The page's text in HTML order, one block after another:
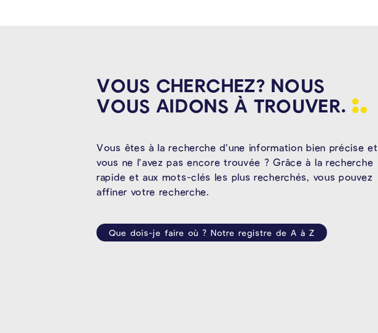
VOUS CHERCHEZ? NOUS
VOUS AIDONS À TROUVER.
Vous êtes à la recherche d’une information bien précise et
vous ne l’avez pas encore trouvée ? Grâce à la recherche
rapide et aux mots-clés les plus recherchés, vous pouvez
affiner votre recherche.
Que dois-je faire où ? Notre registre de A à Z